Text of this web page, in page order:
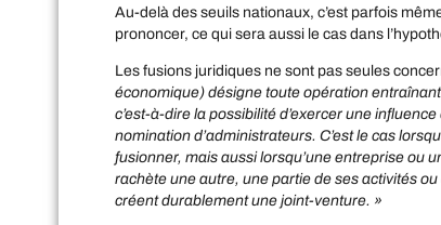
Au-delà des seuils nationaux, c’est parfois
prononcer, ce qui sera aussi le cas dans
Les fusions juridiques ne sont pas seules
économique) désigne toute opération
c’est-à-dire la possibilité d’exercer une
nomination d’administrateurs. C’est le cas
fusionner, mais aussi lorsqu’une entreprise ou
rachète une autre, une partie de ses activités
créent durablement une joint-venture. »